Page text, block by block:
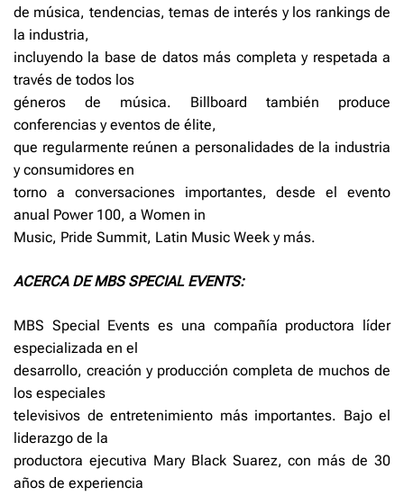
de música, tendencias, temas de interés y los rankings de
la industria,
incluyendo la base de datos más completa y respetada a
través de todos los
géneros de música. Billboard también produce
conferencias y eventos de élite,
que regularmente reúnen a personalidades de la industria
y consumidores en
torno a conversaciones importantes, desde el evento
anual Power 100, a Women in
Music, Pride Summit, Latin Music Week y más.
ACERCA DE MBS SPECIAL EVENTS:
MBS Special Events es una compañía productora líder
especializada en el
desarrollo, creación y producción completa de muchos de
los especiales
televisivos de entretenimiento más importantes. Bajo el
liderazgo de la
productora ejecutiva Mary Black Suarez, con más de 30
años de experiencia